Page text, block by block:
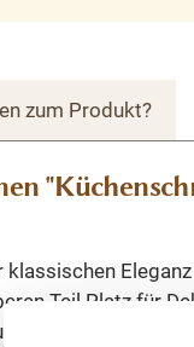
zum Produkt?
klassischen
Teil Platz für
hinterlässt und